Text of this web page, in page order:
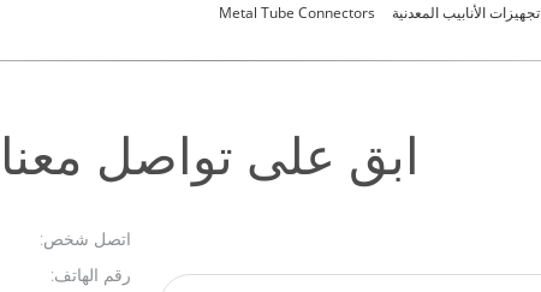
تجهيزات الأنابيب المعدنية Metal Tube Connectors
ابق على تواصل معنا
اتصل شخص:
رقم الهاتف: